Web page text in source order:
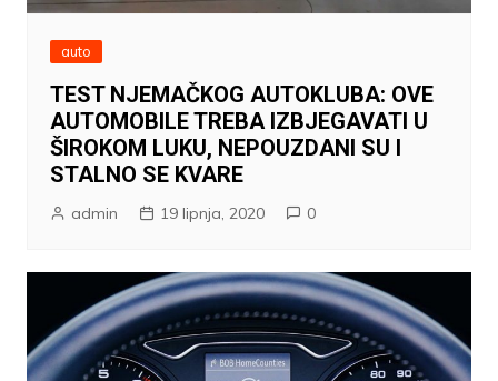
auto
TEST NJEMAČKOG AUTOKLUBA: OVE
AUTOMOBILE TREBA IZBJEGAVATI U
ŠIROKOM LUKU, NEPOUZDANI SU I
STALNO SE KVARE
admin 19 lipnja, 2020 0